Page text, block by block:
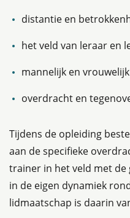
distantie en
het veld van leraar en
mannelijk en
overdracht en
Tijdens de opleiding
aan de specifieke
trainer in het veld met de
in de eigen dynamiek
lidmaatschap is daarin